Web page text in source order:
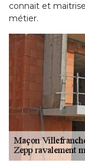
connait et
métier.